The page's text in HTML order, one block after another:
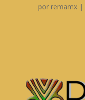
por remamx |